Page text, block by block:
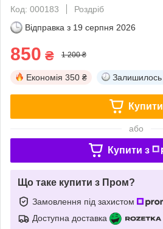
Код: 000183
Роздріб
Відправка з 19 серпня 2026
850 ₴ 1 200 ₴
Економія 350 ₴ Залишилось
Купити
або
Купити з
Що таке купити з Пром?
Замовлення під захистом
Доступна доставка